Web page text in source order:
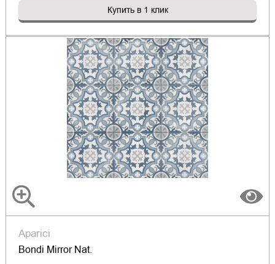
Купить в 1 клик
Aparici
Bondi Mirror Nat.